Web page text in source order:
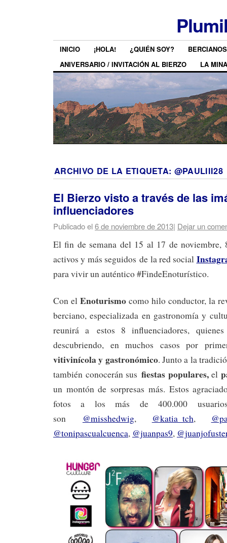
INICIO ¡HOLA! ¿QUIÉN SOY?
ANIVERSARIO / INVITACIÓN AL BIERZO
LA MINA
ARCHIVO DE LA ETIQUETA: @PAULIII28
El Bierzo visto a través de las
influenciadores
Publicado el6 de noviembre de 2013| Dejar un
El fin de semana del 15 al 17 de noviembre,
activos y más seguidos de la red social
para vivir un auténtico #FindeEnoturístico.
Con el Enoturismocomo hilo conductor, la
berciano, especializada en gastronomía y
reunirá a estos 8 influenciadores,
descubriendo, en muchos casos por
vitivinícola y gastronómico. Junto a la
también conocerán susfiestas populares,el
un montón de sorpresas más. Estos
fotos a los más de 400.000
son @misshedwig, @katia_tch,
@tonipascualcuenca, @juanpas9,